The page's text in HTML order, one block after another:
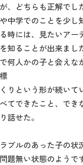
、どちらも正解で
中学でのことを少し
時には、見たいア
知ることが出来ま
何人かの子と会えな
りという形が続いて
てできたこと、でき
話せた。
ブルのあった子の
題無い状態のよう